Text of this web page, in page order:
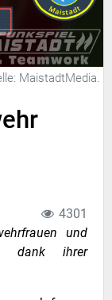
MaistadtMedia.
4301
und
dank ihrer